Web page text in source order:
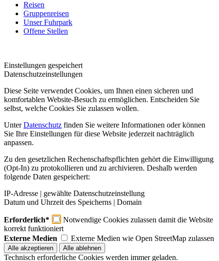
Reisen
Gruppenreisen
Unser Fuhrpark
Offene Stellen
Einstellungen gespeichert
Datenschutzeinstellungen
Diese Seite verwendet Cookies, um Ihnen einen sicheren und
komfortablen Website-Besuch zu ermöglichen. Entscheiden Sie
selbst, welche Cookies Sie zulassen wollen.
UnterDatenschutz finden Sie weitere Informationen oder können
Sie Ihre Einstellungen für diese Website jederzeit nachträglich
anpassen.
Zu den gesetzlichen Rechenschaftspflichten gehört die Einwilligung
(Opt-In) zu protokollieren und zu archivieren. Deshalb werden
folgende Daten gespeichert:
IP-Adresse | gewählte Datenschutzeinstellung
Datum und Uhrzeit des Speicherns | Domain
Erforderlich*
Notwendige Cookies zulassen damit die Website
korrekt funktioniert
Externe Medien
Externe Medien wie Open StreetMap zulassen
Technisch erforderliche Cookies werden immer geladen.